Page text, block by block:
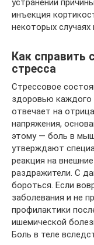
устранении
инъекция
некоторых случаях
Как справить
стресса
Стрессовое
здоровью каждого
отвечает на
напряжения,
этому — боль в
утверждают
реакция на
раздражители. С
бороться. Если
заболевания и не
профилактики
ишемической
Боль в теле